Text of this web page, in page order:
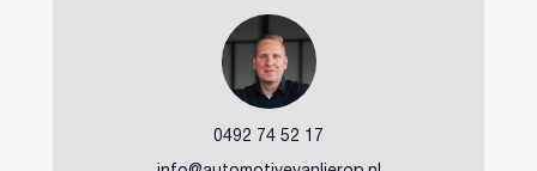
0492 74 52 17